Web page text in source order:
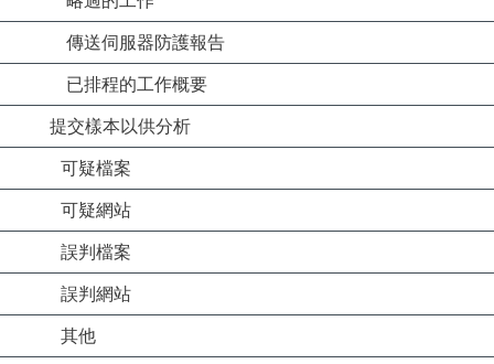
傳送伺服器防護報告
已排程的工作概要
提交樣本以供分析
可疑檔案
可疑網站
誤判檔案
誤判網站
其他